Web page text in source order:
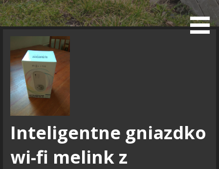
Przejdź
doBlog
Inteligentne gniazdko
wi-fi melink z